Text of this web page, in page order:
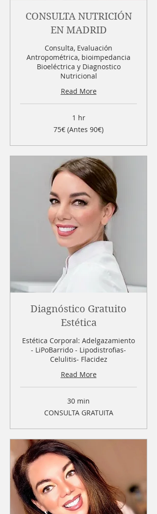
CONSULTA NUTRICIÓN
EN MADRID
Consulta, Evaluación
Antropométrica, bioimpedancia
Bioeléctrica y Diagnostico
Nutricional
Read More
1 hr
75€ (Antes 90€)
Diagnóstico Gratuito
Estética
Estética Corporal: Adelgazamiento
- LiPoBarrido - Lipodistrofias-
Celulitis- Flacidez
Read More
30 min
CONSULTACONSULTA GRATUITA